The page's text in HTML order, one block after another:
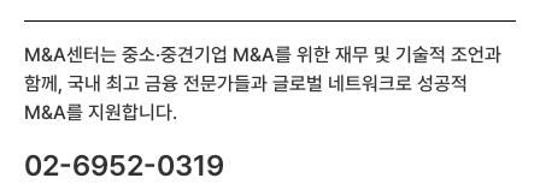
M&A센터는 중소·중견기업 M&A를 위한 재무 및 기술적 조언과
함께, 국내 최고 금융 전문가들과 글로벌 네트워크로 성공적
M&A를 지원합니다.
02-6952-0319